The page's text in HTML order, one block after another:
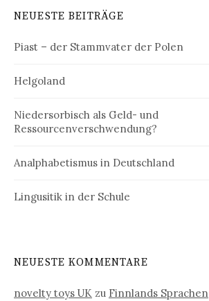
NEUESTE BEITRÄGE
Piast – der Stammvater der Polen
Helgoland
Niedersorbisch als Geld- und
Ressourcenverschwendung?
Analphabetismus in Deutschland
Lingusitik in der Schule
NEUESTE KOMMENTARE
novelty toys UK zu Finnlands Sprachen